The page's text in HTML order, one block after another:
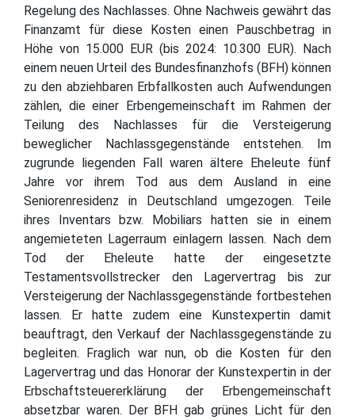
Regelung des Nachlasses. Ohne Nachweis gewährt das
Finanzamt für diese Kosten einen Pauschbetrag in
Höhe von 15.000 EUR (bis 2024: 10.300 EUR). Nach
einem neuen Urteil des Bundesfinanzhofs (BFH) können
zu den abziehbaren Erbfallkosten auch Aufwendungen
zählen, die einer Erbengemeinschaft im Rahmen der
Teilung des Nachlasses für die Versteigerung
beweglicher Nachlassgegenstände entstehen. Im
zugrunde liegenden Fall waren ältere Eheleute fünf
Jahre vor ihrem Tod aus dem Ausland in eine
Seniorenresidenz in Deutschland umgezogen. Teile
ihres Inventars bzw. Mobiliars hatten sie in einem
angemieteten Lagerraum einlagern lassen. Nach dem
Tod der Eheleute hatte der eingesetzte
Testamentsvollstrecker den Lagervertrag bis zur
Versteigerung der Nachlassgegenstände fortbestehen
lassen. Er hatte zudem eine Kunstexpertin damit
beauftragt, den Verkauf der Nachlassgegenstände zu
begleiten. Fraglich war nun, ob die Kosten für den
Lagervertrag und das Honorar der Kunstexpertin in der
Erbschaftsteuererklärung der Erbengemeinschaft
absetzbar waren. Der BFH gab grünes Licht für den